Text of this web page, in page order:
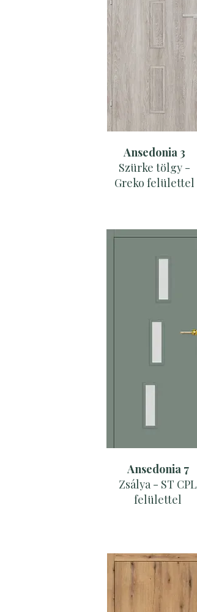
Ansedonia 3
Szürke tölgy -
Greko felülettel
Ansedonia 7
Zsálya - ST CPL
felülettel